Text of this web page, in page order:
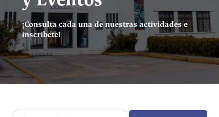
¡Consulta cada una de nuestras actividades e
inscribete!